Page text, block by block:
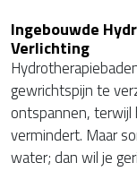
Ingebouwde
Verlichting
gewrichtspijn te
ontspannen, terwijl
vermindert. Maar
water; dan wil je